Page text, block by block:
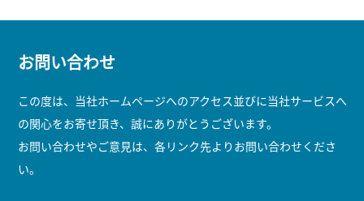
お問い合わせ
この度は、当社ホームページへのアクセス並びに当社サービスへ
の関心をお寄せ頂き、誠にありがとうございます。
お問い合わせやご意見は、各リンク先よりお問い合わせくださ
い。